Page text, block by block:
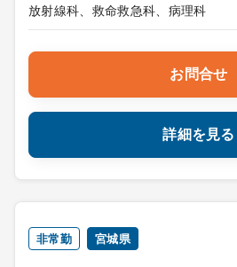
放射線科、救命救急科、病理科
お問合せ
詳細を見る
非常勤 宮城県